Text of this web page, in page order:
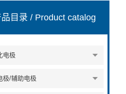
品目录 / Product catalog
电极
极/辅助电极